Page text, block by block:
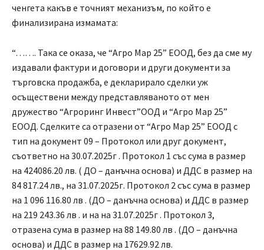
ченгета какъв е точният механизъм, по който е
финализирана измамата:
“……. Така се оказа, че “Агро Мар 25” ЕООД, без да сме му
издавали фактури и договори и други документи за
търговска продажба, е декларирало сделки уж
осъществени между представляваното от мен
дружество “Агроринг Инвест”ООД и “Агро Мар 25”
ЕООД. Сделките са отразени от “Агро Мар 25” ЕООД с
тип на документ 09 – Протокол или друг документ,
съответно на 30.07.2025г . Протокол 1 със сума в размер
на 424086.20 лв. ( ДО – данъчна основа) и ДДС в размер на
84 817.24 лв., на 31.07.2025г. Протокол 2 със сума в размер
на 1 096 116.80 лв . (ДО – данъчна основа) и ДДС в размер
на 219 243.36 лв . и на на 31.07.2025г . Протокол 3,
отразена сума в размер на 88 149.80 лв . (ДО – данъчна
основа) и ДДС в размер на 17629.92 лв.